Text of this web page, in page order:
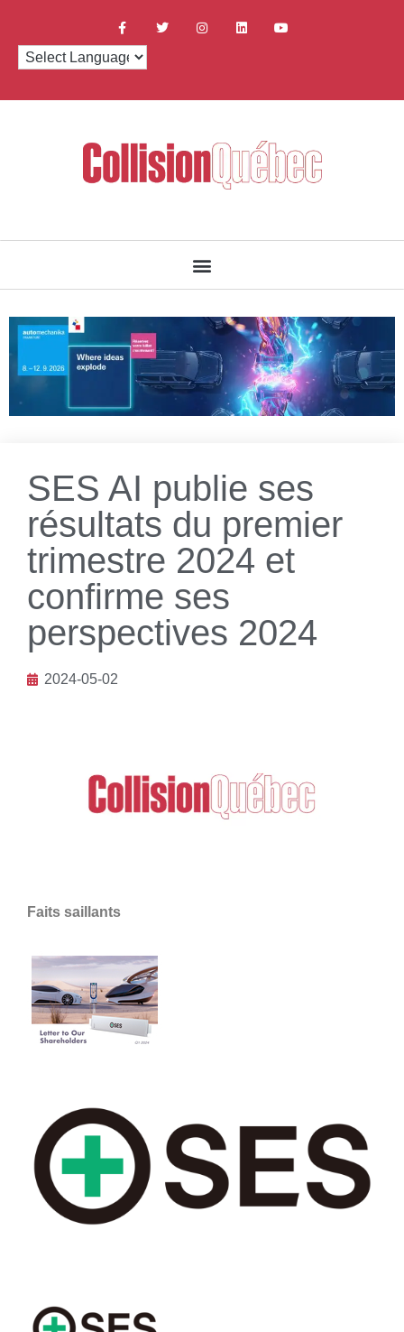
SES AI publie ses
résultats du premier
trimestre 2024 et
confirme ses
perspectives 2024
2024-05-02
Faits saillants